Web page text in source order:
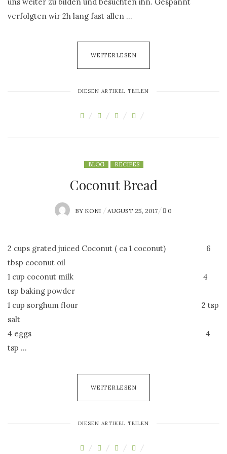
O
N
verfolgten wir 2h lang fast allen …
WEITERLESEN
DIESEN ARTIKEL TEILEN
BLOG RECIPES
Coconut Bread
BY KONI
P
T
AUGUST 25, 2017 0
2 cups grated juiced Coconut ( ca 1 coconut) 6
tbsp coconut oil
1 cup coconut milk 4
tsp baking powder
1 cup sorghum flour 2 tsp
salt
4 eggs 4
tsp …
WEITERLESEN
DIESEN ARTIKEL TEILEN